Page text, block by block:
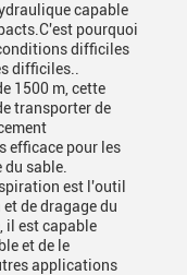
capable
pourquoi
difficiles
difficiles..
1500 m, cette
transporter de
efficace pour les
sable.
est l'outil
de dragage du
il est capable
et de le
applications